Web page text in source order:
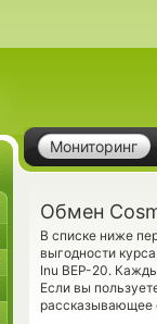
Мониторинг
Обмен
В списке ниже
выгодности
Inu BEP-20.
Если вы
рассказывающее